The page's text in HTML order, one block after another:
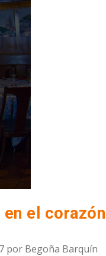
por Begoña Barquín